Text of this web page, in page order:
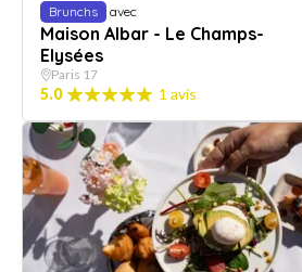
Brunchs avec
Maison Albar - Le Champs-
Elysées
Paris 17
5.0 1 avis